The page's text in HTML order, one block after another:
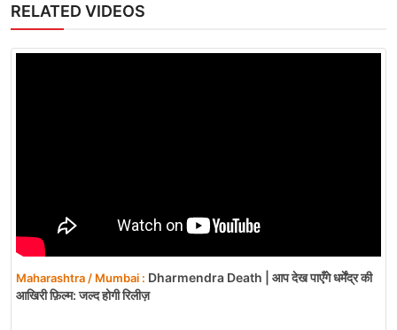
RELATED VIDEOS
Maharashtra / Mumbai : Dharmendra Death | आप देख पाएँगे धर्मेंद्र की
आखिरी फ़िल्म: जल्द होगी रिलीज़